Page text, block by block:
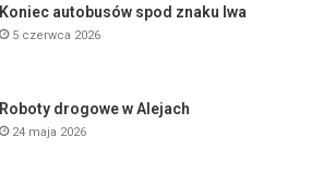
Koniec autobusów spod znaku lwa
5 czerwca 2026
Roboty drogowe w Alejach
24 maja 2026